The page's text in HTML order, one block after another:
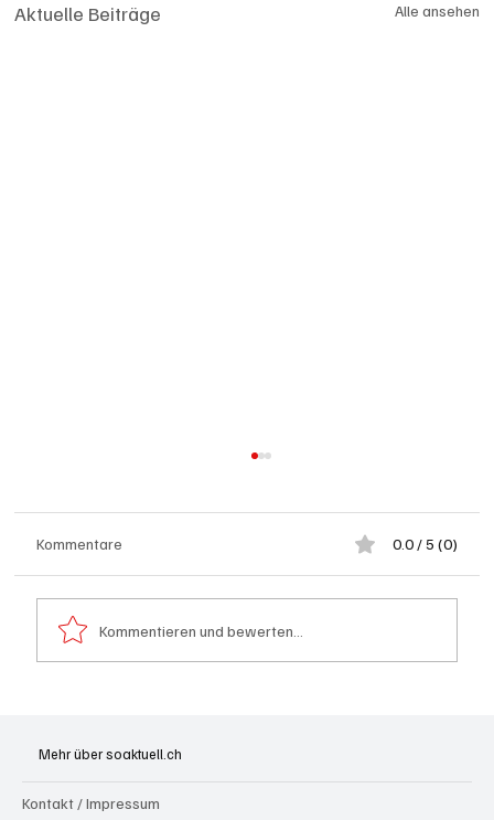
Aktuelle Beiträge Alle ansehen
Kommentare 0.0 / 5 (0)
Kommentieren und bewerten...
Mehr über soaktuell.ch
Kontakt / Impressum